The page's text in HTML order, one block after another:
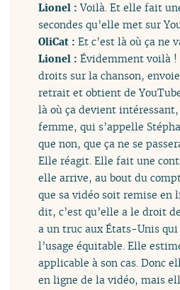
Lionel :Voilà. Et elle fait
secondes qu’elle met sur
OliCat : Et c’est là où ça ne
Lionel :Évidemment voilà !
droits sur la chanson,
retrait et obtient de
là où ça devient intéressant,
femme, qui s’appelle
que non, que ça ne se
Elle réagit. Elle fait une
elle arrive, au bout du
que sa vidéo soit remise en
dit, c’est qu’elle a le droit
a un truc aux États-Unis qui
l’usage équitable. Elle
applicable à son cas. Donc
en ligne de la vidéo, mais